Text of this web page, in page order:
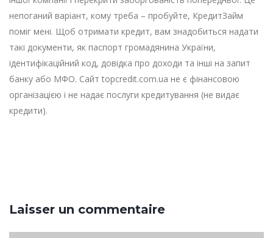
непоганий варіант, кому треба – пробуйте, КредитЗайм
поміг мені. Щоб отримати кредит, вам знадобиться надати
такі документи, як паспорт громадянина України,
ідентифікаційний код, довідка про доходи та інші на запит
банку або МФО. Сайт topcredit.com.ua не є фінансовою
організацією і не надає послуги кредитування (не видає
кредити).
Laisser un commentaire